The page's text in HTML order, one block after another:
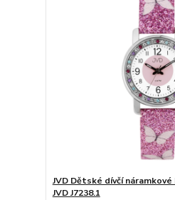
JVD Dětské dívčí náramkové
JVD J7238.1